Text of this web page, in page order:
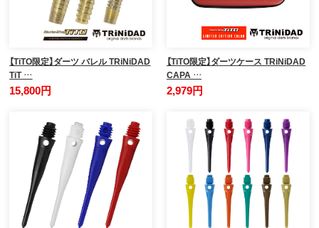
【TiTO限定】ダーツ バレル TRiNiDAD
TiT …
15,800円
【TiTO限定】ダーツケース TRiNiDAD
CAPA …
2,979円